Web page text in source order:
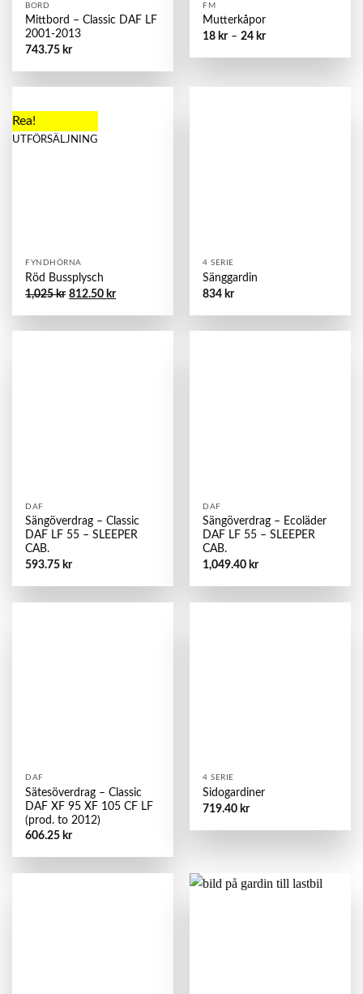
BORD
Mittbord – Classic DAF LF
2001-2013
743.75 kr
FM
Mutterkåpor
18 kr–24 kr
Rea!
UTFÖRSÄLJNING
FYNDHÖRNA
Röd Bussplysch
1,025kr Det
priset
812.50 krDet
priset
4 SERIE
Sänggardin
834 kr
DAF
Sängöverdrag – Classic
DAF LF 55 – SLEEPER
CAB.
593.75 kr
DAF
Sängöverdrag – Ecoläder
DAF LF 55 – SLEEPER
CAB.
1,049.40 kr
DAF
Sätesöverdrag – Classic
DAF XF 95 XF 105 CF LF
(prod. to 2012)
606.25 kr
4 SERIE
Sidogardiner
719.40 kr